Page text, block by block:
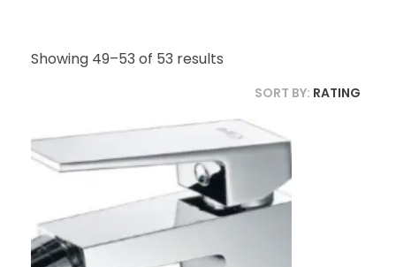
Showing 49–53 of 53 results
SORT BY: RATING